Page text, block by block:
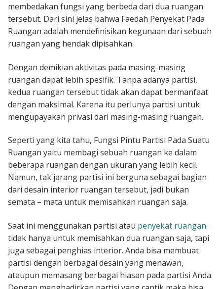
membedakan fungsi yang berbeda dari dua ruangan
tersebut. Dari sini jelas bahwa Faedah Penyekat Pada
Ruangan adalah mendefinisikan kegunaan dari sebuah
ruangan yang hendak dipisahkan.
Dengan demikian aktivitas pada masing-masing
ruangan dapat lebih spesifik. Tanpa adanya partisi,
kedua ruangan tersebut tidak akan dapat bermanfaat
dengan maksimal. Karena itu perlunya partisi untuk
mengupayakan privasi dari masing-masing ruangan.
Seperti yang kita tahu, Fungsi Pintu Partisi Pada Suatu
Ruangan yaitu membagi sebuah ruangan ke dalam
beberapa ruangan dengan ukuran yang lebih kecil.
Namun, tak jarang partisi ini berguna sebagai bagian
dari desain interior ruangan tersebut, jadi bukan
semata – mata untuk memisahkan ruangan saja.
Saat ini menggunakan partisi atau penyekat ruangan
tidak hanya untuk memisahkan dua ruangan saja, tapi
juga sebagai penghias interior. Anda bisa membuat
partisi dengan berbagai desain yang menawan,
ataupun memasang berbagai hiasan pada partisi Anda.